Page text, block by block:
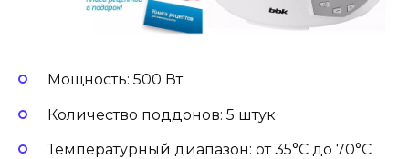
Мощность: 500 Вт
Количество поддонов: 5 штук
Температурный диапазон: от 35°C до 70°C